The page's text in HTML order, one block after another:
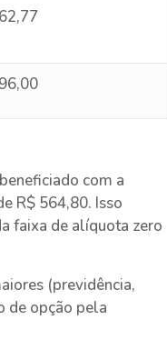
com a
R$ 564,80. Isso
faixa de alíquota zero
(previdência,
de opção pela